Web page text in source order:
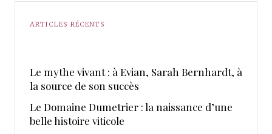
ARTICLES RÉCENTS
Le mythe vivant : à Evian, Sarah Bernhardt, à
la source de son succès
Le Domaine Dumetrier : la naissance d’une
belle histoire viticole